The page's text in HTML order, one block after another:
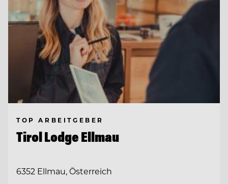
TOP ARBEITGEBER
Tirol Lodge Ellmau
6352 Ellmau, Österreich